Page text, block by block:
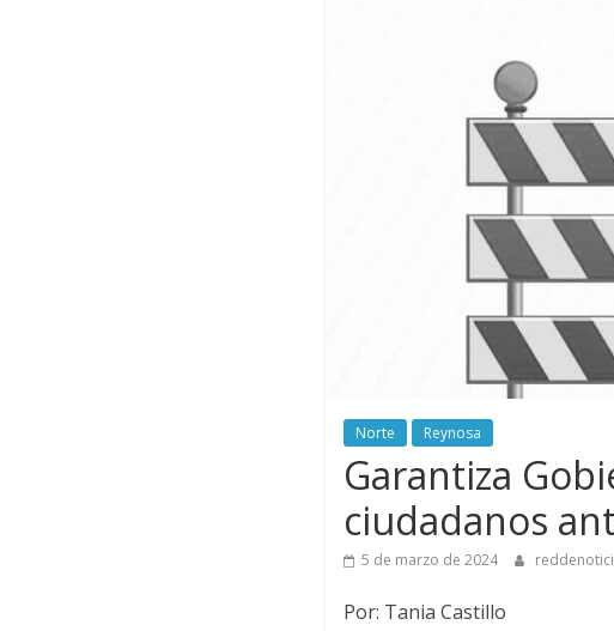
Norte Reynosa
Garantiza
ciudadanos
5 de marzo de 2024
Por: Tania Castillo